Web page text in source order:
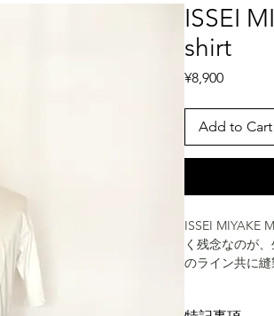
ISSEI
shirt
¥8,900Price
Add to Cart
ISSEI MIYAKE
く残念なのが
のライン共に